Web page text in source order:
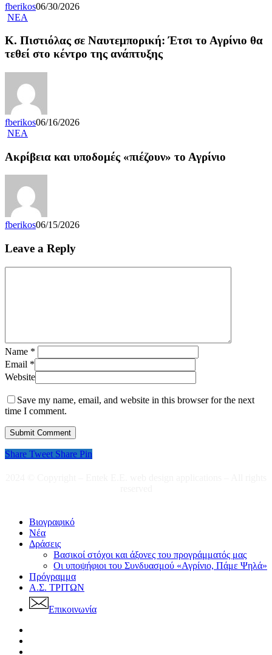
fberikos06/30/2026
NEA
Κ. Πιστιόλας σε Ναυτεμπορική: Έτσι το Αγρίνιο θα
τεθεί στο κέντρο της ανάπτυξης
fberikos06/16/2026
NEA
Ακρίβεια και υποδομές «πιέζουν» το Αγρίνιο
fberikos06/15/2026
Leave a Reply
Name *
Email *
Website
Save my name, email, and website in this browser for the next
time I comment.
Share Tweet Share Pin
Close
Menu
Βιογραφικό
Nέα
Δράσεις
Βασικοί στόχοι και άξονες του προγράμματός μας
Οι υποψήφιοι του Συνδυασμού «Αγρίνιο, Πάμε Ψηλά»
Πρόγραμμα
Α.Σ. ΤΡΙΤΩΝ
Επικοινωνία